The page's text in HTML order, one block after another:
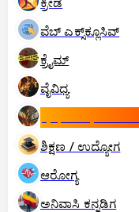
ವೆಬ್ ಎಕ್ಸ್‌ಕ್ಲೂಸಿವ್
ಕ್ರೈಮ್
ವೈವಿಧ್ಯ
ಶಿಕ್ಷಣ / ಉದ್ಯೋಗ
ಆರೋಗ್ಯ
ಅನಿವಾಸಿ ಕನ್ನಡಿಗ